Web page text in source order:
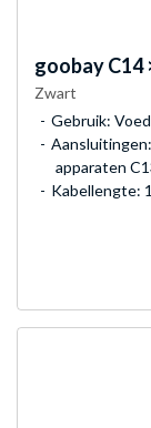
goobayC14
Zwart
Gebruik:
apparaten
Kabellengte: